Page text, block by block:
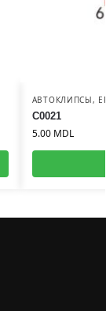
АВТОКЛИПСЫ,
C0021
5.00 MDL